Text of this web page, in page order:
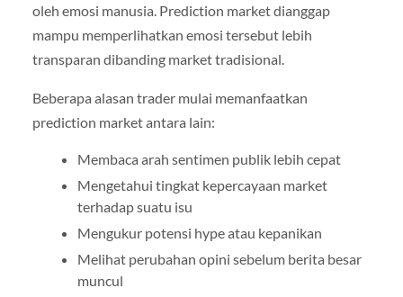
oleh emosi manusia. Prediction market dianggap
mampu memperlihatkan emosi tersebut lebih
transparan dibanding market tradisional.
Beberapa alasan trader mulai memanfaatkan
prediction market antara lain:
Membaca arah sentimen publik lebih cepat
Mengetahui tingkat kepercayaan market
terhadap suatu isu
Mengukur potensi hype atau kepanikan
Melihat perubahan opini sebelum berita besar
muncul